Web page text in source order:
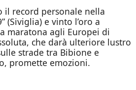
il record personale nella
(Siviglia) e vinto l’oro a
maratona agli Europei di
che darà ulteriore lustro
strade tra Bibione e
promette emozioni.